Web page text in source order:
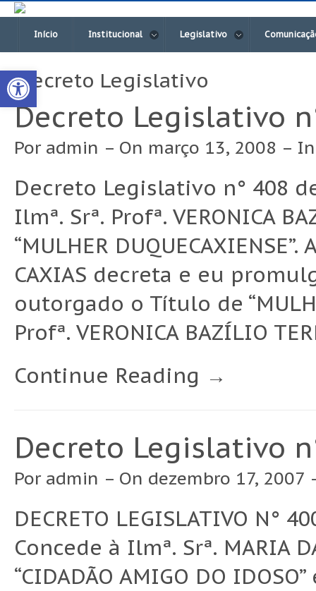
Open toolbar
Início Institucional Legislativo
Decreto Legislativo
Decreto Legislativo
Por admin – On março 13, 2008 –
Decreto Legislativo n° 408
Ilmª. Srª. Profª. VERONICA
“MULHER
CAXIAS decreta e eu
outorgado o Título de
Profª. VERONICA BAZÍLIO
Continue Reading →
Decreto Legislativo
Por admin – On dezembro 17,
DECRETO LEGISLATIVO N°
Concede à Ilmª. Srª. MARIA
“CIDADÃO AMIGO DO